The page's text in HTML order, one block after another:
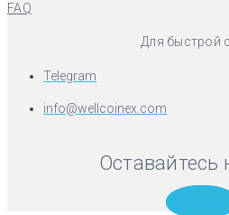
FAQ
Для быстрой
Telegram
info@wellcoinex.com
Оставайтесь